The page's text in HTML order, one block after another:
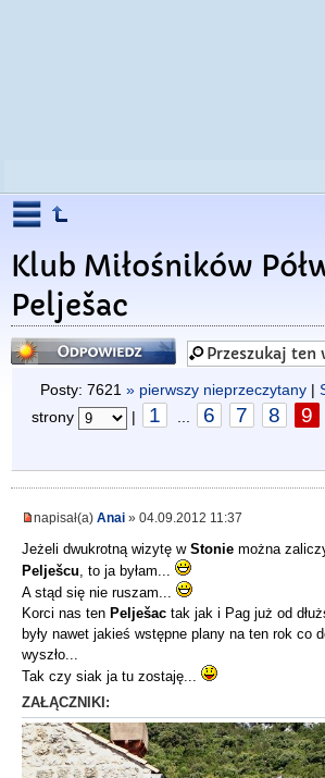
Klub Miłośników
Pelješac
Odpowiedz
Posty: 7621 » pierwszy nieprzeczytany |
strony
| 1 6 7 8 9
napisał(a) Anai » 04.09.2012 11:37
Jeżeli dwukrotną wizytę w Stonie można
Pelješcu, to ja byłam...
A stąd się nie ruszam...
Korci nas ten Pelješac tak jak i Pag już od
były nawet jakieś wstępne plany na ten rok co
wyszło...
Tak czy siak ja tu zostaję...
ZAŁĄCZNIKI: